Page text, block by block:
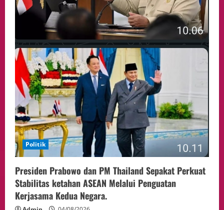
Politik
Presiden Prabowo dan PM Thailand Sepakat Perkuat
Stabilitas ketahan ASEAN Melalui Penguatan
Kerjasama Kedua Negara.